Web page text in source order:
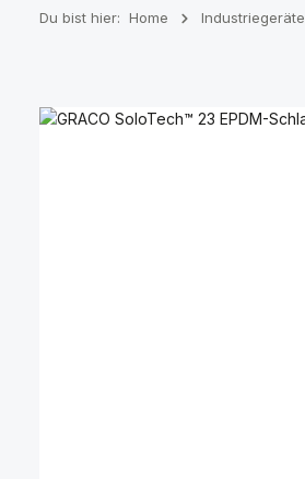
Du bist hier: Home Industriegeräte
Bildergalerie überspringen